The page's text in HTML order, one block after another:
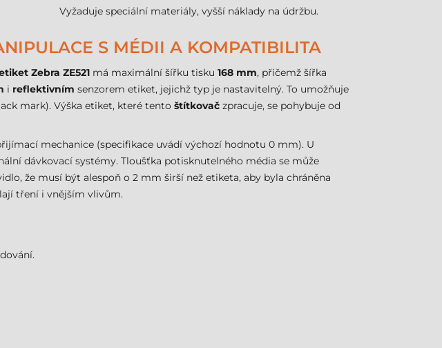
Vyžaduje speciální materiály, vyšší náklady na údržbu.
S MÉDII A KOMPATIBILITA
Zebra ZE521 má maximální šířku tisku 168 mm, přičemž šířka
i reflektivním senzorem etiket, jejichž typ je nastavitelný. To umožňuje
mark). Výška etiket, které tento štítkovač zpracuje, se pohybuje od
mechanice (specifikace uvádí výchozí hodnotu 0 mm). U
dávkovací systémy. Tloušťka potisknutelného média se může
že musí být alespoň o 2 mm širší než etiketa, aby byla chráněna
tření i vnějším vlivům.